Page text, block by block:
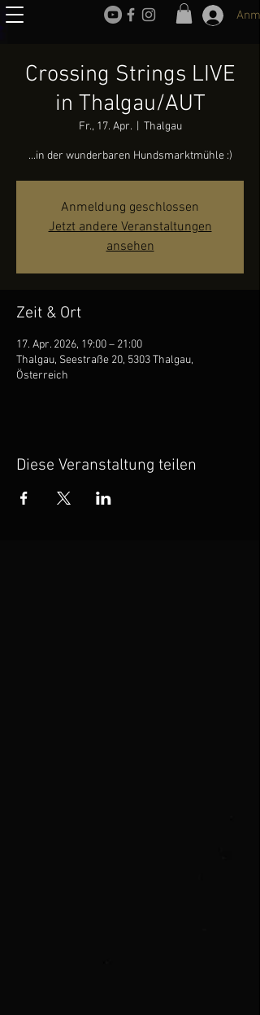
Crossing Strings LIVE
in Thalgau/AUT
Fr., 17. Apr.
  |
Thalgau
...in der wunderbaren Hundsmarktmühle :)
Anmeldung geschlossen
Jetzt andere Veranstaltungen
ansehen
Zeit & Ort
17. Apr. 2026, 19:00 – 21:00
Thalgau, Seestraße 20, 5303 Thalgau,
Österreich
Diese Veranstaltung teilen